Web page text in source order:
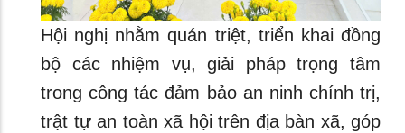
Hội nghị nhằm quán triệt, triển khai đồng
bộ các nhiệm vụ, giải pháp trọng tâm
trong công tác đảm bảo an ninh chính trị,
trật tự an toàn xã hội trên địa bàn xã, góp